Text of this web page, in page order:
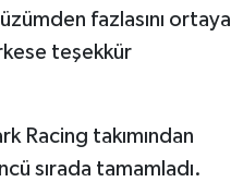
fazlasını ortaya
teşekkür
Racing takımından
sırada tamamladı.